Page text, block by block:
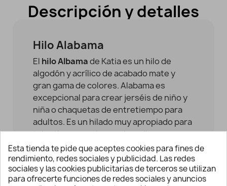
Descripción y detalles
Hilo Alabama
El hilo Albamade Katia es un hilo de
algodón y acrílico de acabado mate y
gran gama de colores. Alabama es
excepcional para crear jerséis de niño y
niña o chaquetas de entretiempo para
adultos. Es un hilado muy apropiado para
tejer tiernos amigurumis, cojines con
dibujos.
Recomendaciones para el hilo Alabama:
Esta tienda te pide que aceptes cookies para fines de
rendimiento, redes sociales y publicidad. Las redes
sociales y las cookies publicitarias de terceros se utilizan
para ofrecerte funciones de redes sociales y anuncios